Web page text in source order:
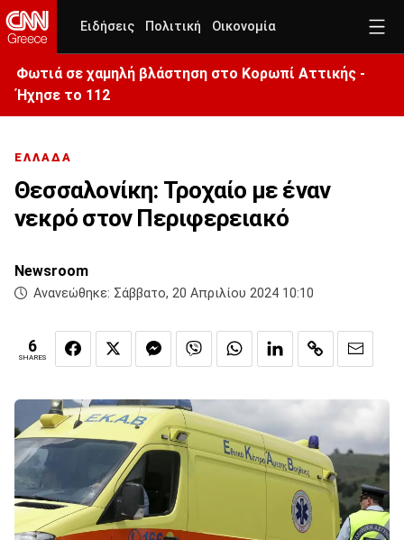
Ειδήσεις Πολιτική Οικονομία
Φωτιά σε χαμηλή βλάστηση στο Κορωπί Αττικής -
Ήχησε το 112
ΕΛΛΑΔΑ
Θεσσαλονίκη: Τροχαίο με έναν
νεκρό στον Περιφερειακό
Newsroom
Ανανεώθηκε: Σάββατο, 20 Απριλίου 2024 10:10
6
SHARES